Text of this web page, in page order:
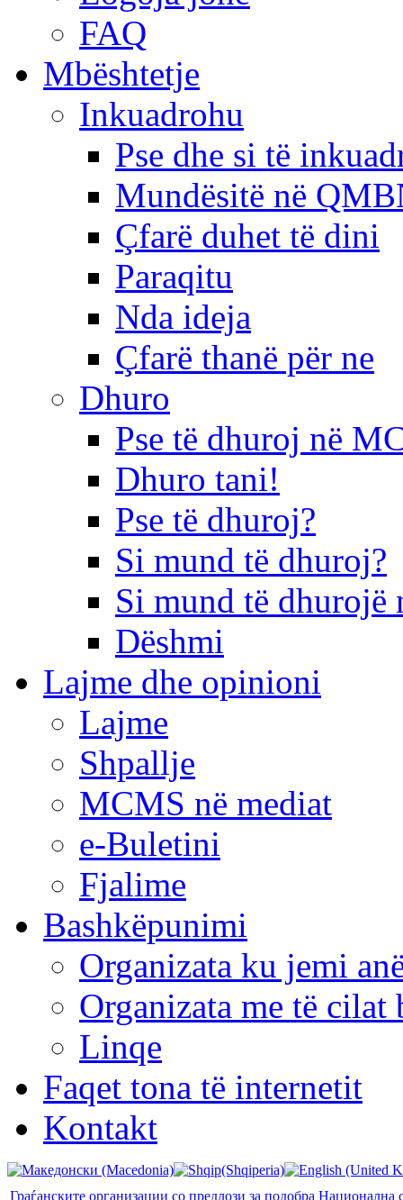
FAQ
Mbështetje
Inkuadrohu
Pse dhe si të
Mundësitë në
Çfarë duhet të dini
Paraqitu
Nda ideja
Çfarë thanë për ne
Dhuro
Pse të dhuroj në
Dhuro tani!
Pse të dhuroj?
Si mund të dhuroj?
Si mund të dhurojë
Dëshmi
Lajme dhe opinioni
Lajme
Shpallje
MCMS në mediat
e-Buletini
Fjalime
Bashkëpunimi
Organizata ku jemi
Organizata me të cilat
Linqe
Faqet tona të internetit
Kontakt
Граѓанските организации со предлози за подобра Национална